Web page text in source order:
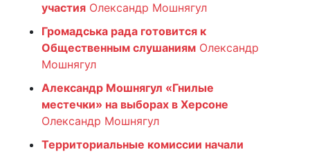
участия Олександр Мошнягул
Громадська рада готовится к
Общественным слушаниям Олександр
Мошнягул
Александр Мошнягул «Гнилые
местечки» на выборах в Херсоне
Олександр Мошнягул
Территориальные комиссии начали